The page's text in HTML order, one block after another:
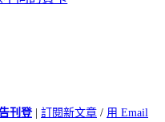
刊登| 訂閱新文章 / 用 Email